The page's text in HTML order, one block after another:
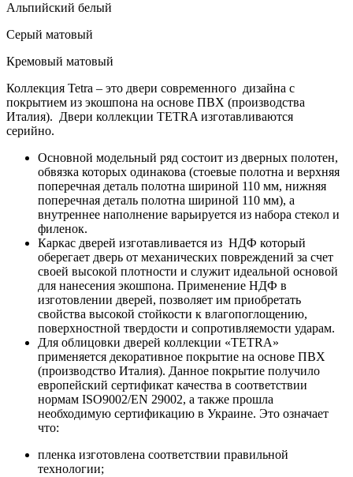
Альпийский белый
Серый матовый
Кремовый матовый
Коллекция Tetra – это двери современного дизайна с
покрытием из экошпона на основе ПВХ (производства
Италия). Двери коллекции TETRA изготавливаются
серийно.
Основной модельный ряд состоит из дверных полотен,
обвязка которых одинакова (стоевые полотна и верхняя
поперечная деталь полотна шириной 110 мм, нижняя
поперечная деталь полотна шириной 110 мм), а
внутреннее наполнение варьируется из набора стекол и
филенок.
Каркас дверей изготавливается из НДФ который
оберегает дверь от механических повреждений за счет
своей высокой плотности и служит идеальной основой
для нанесения экошпона. Применение НДФ в
изготовлении дверей, позволяет им приобретать
свойства высокой стойкости к влагопоглощению,
поверхностной твердости и сопротивляемости ударам.
Для облицовки дверей коллекции «TETRA»
применяется декоративное покрытие на основе ПВХ
(производство Италия). Данное покрытие получило
европейский сертификат качества в соответствии
нормам ISO9002/EN 29002, а также прошла
необходимую сертификацию в Украине. Это означает
что:
пленка изготовлена соответствии правильной
технологии;